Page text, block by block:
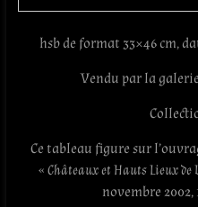
hsb de format 33×46 cm,
Vendu par la
Ce tableau figure sur
«Châteaux et Hauts Lieux de
novembre 2002,